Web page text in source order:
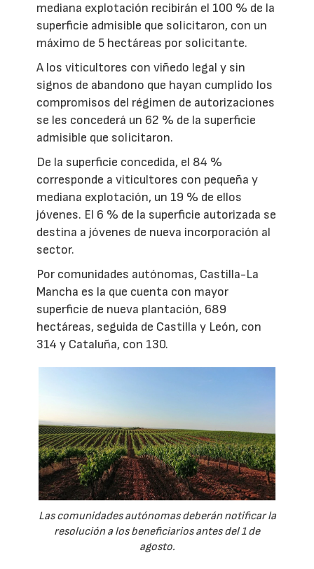
mediana explotación recibirán el 100 % de la
superficie admisible que solicitaron, con un
máximo de 5 hectáreas por solicitante.
A los viticultores con viñedo legal y sin
signos de abandono que hayan cumplido los
compromisos del régimen de autorizaciones
se les concederá un 62 % de la superficie
admisible que solicitaron.
De la superficie concedida, el 84 %
corresponde a viticultores con pequeña y
mediana explotación, un 19 % de ellos
jóvenes. El 6 % de la superficie autorizada se
destina a jóvenes de nueva incorporación al
sector.
Por comunidades autónomas, Castilla-La
Mancha es la que cuenta con mayor
superficie de nueva plantación, 689
hectáreas, seguida de Castilla y León, con
314 y Cataluña, con 130.
Las comunidades autónomas deberán notificar la
resolución a los beneficiarios antes del 1 de
agosto.